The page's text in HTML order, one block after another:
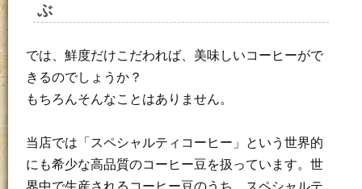
ぶ
では、鮮度だけこだわれば、美味しいコーヒーがで
きるのでしょうか？
もちろんそんなことはありません。
当店では「スペシャルティコーヒー」という世界的
にも希少な高品質のコーヒー豆を扱っています。世
界中で生産されるコーヒー豆のうち、スペシャルテ